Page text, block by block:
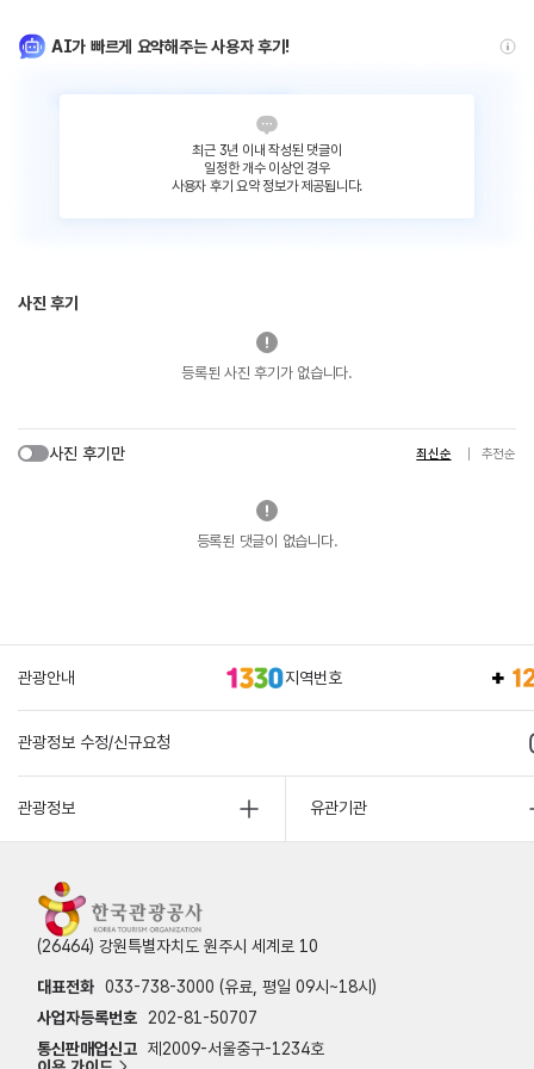
AI가 빠르게 요약해주는 사용자 후기!
최근 3년 이내 작성된 댓글이
일정한 개수 이상인 경우
사용자 후기 요약 정보가 제공됩니다.
사진 후기
등록된 사진 후기가 없습니다.
사진 후기만 최신순 추천순
등록된 댓글이 없습니다.
관광안내 지역번호
관광정보 수정/신규요청
관광정보 유관기관
(26464) 강원특별자치도 원주시 세계로 10
대표전화 033-738-3000 (유료, 평일 09시~18시)
사업자등록번호
202-81-50707
통신판매업신고 제2009-서울중구-1234호